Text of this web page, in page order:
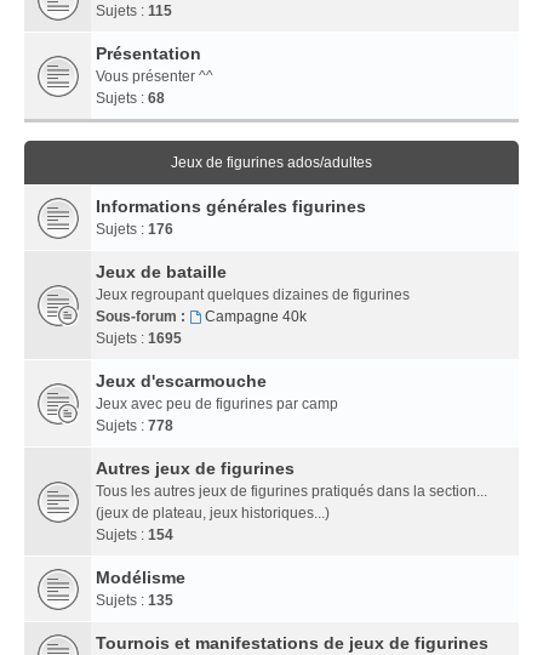
Sujets : 115
Présentation
Vous présenter ^^
Sujets : 68
Jeux de figurines ados/adultes
Informations générales figurines
Sujets : 176
Jeux de bataille
Jeux regroupant quelques dizaines de figurines
Sous-forum :
Campagne 40k
Sujets : 1695
Jeux d'escarmouche
Jeux avec peu de figurines par camp
Sujets : 778
Autres jeux de figurines
Tous les autres jeux de figurines pratiqués dans la section...
(jeux de plateau, jeux historiques...)
Sujets : 154
Modélisme
Sujets : 135
Tournois et manifestations de jeux de figurines